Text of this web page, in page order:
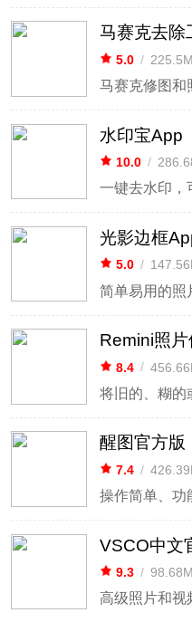
马赛克去除
5.0 / 225.5M
马赛克修图和
水印宝App
10.0 /
一键去水印，
光影边框
5.0 /
简单易用的照
Remini照
8.4 /
醒图官方版
7.4 /
VSCO中文
9.3 / 98.68M
高级照片和视